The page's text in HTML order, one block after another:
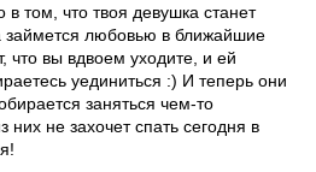
в том, что твоя девушка станет
займется любовью в ближайшие
что вы вдвоем уходите, и ей
уединиться :) И теперь они
заняться чем-то
не захочет спать сегодня в